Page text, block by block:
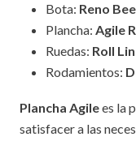
Bota: Reno
Plancha: Agile
Ruedas: Roll
Rodamientos:
Plancha Agilees la
satisfacer a las